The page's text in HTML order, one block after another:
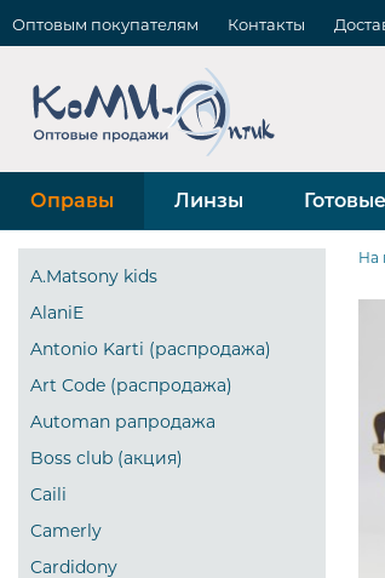
Оптовым покупателям Контакты
Оправы Линзы
A.Matsony kids
AlaniE
Antonio Karti (распродажа)
Art Code (распродажа)
Automan рапродажа
Boss club (акция)
Caili
Camerly
Cardidony
На